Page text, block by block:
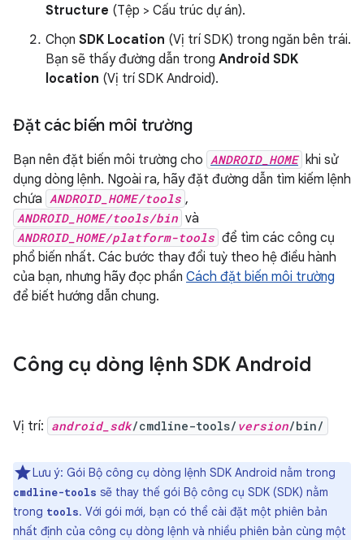
Structure (Tệp > Cấu trúc dự án).
Chọn SDK Location (Vị trí SDK) trong ngăn bên trái.
Bạn sẽ thấy đường dẫn trong Android SDK
location (Vị trí SDK Android).
Đặt các biến môi trường
Bạn nên đặt biến môi trường cho ANDROID_HOME khi sử
dụng dòng lệnh. Ngoài ra, hãy đặt đường dẫn tìm kiếm lệnh
chứa ANDROID_HOME/tools ,
ANDROID_HOME/tools/bin và
ANDROID_HOME/platform-tools để tìm các công cụ
phổ biến nhất. Các bước thay đổi tuỳ theo hệ điều hành
của bạn, nhưng hãy đọc phần Cách đặt biến môi trường
để biết hướng dẫn chung.
Công cụ dòng lệnh SDK Android
Vị trí: android_sdk/cmdline-tools/ version/bin/
Lưu ý: Gói Bộ công cụ dòng lệnh SDK Android nằm trong
cmdline-tools sẽ thay thế gói Bộ công cụ SDK (SDK) nằm
trong tools. Với gói mới, bạn có thể cài đặt một phiên bản
nhất định của công cụ dòng lệnh và nhiều phiên bản cùng một